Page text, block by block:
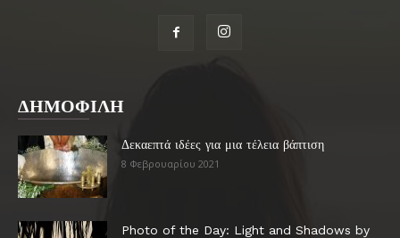
ΔΗΜΟΦΙΛΗ
Δεκαεπτά ιδέες για μια τέλεια βάπτιση
8 Φεβρουαρίου 2021
Photo of the Day: Light and Shadows by